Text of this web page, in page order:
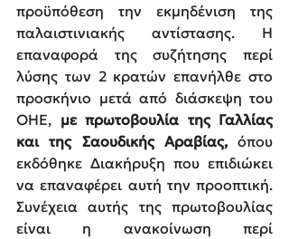
προϋπόθεση την εκμηδένιση της
παλαιστινιακής αντίστασης. Η
επαναφορά της συζήτησης περί
λύσης των 2 κρατών επανήλθε στο
προσκήνιο μετά από διάσκεψη του
ΟΗΕ, με πρωτοβουλία της Γαλλίας
και της Σαουδικής Αραβίας, όπου
εκδόθηκε Διακήρυξη που επιδιώκει
να επαναφέρει αυτή την προοπτική.
Συνέχεια αυτής της πρωτοβουλίας
είναι η ανακοίνωση περί